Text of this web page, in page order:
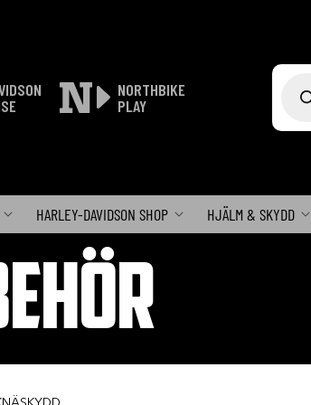
NORTHBIKE
PLAY
HARLEY-DAVIDSON SHOP HJÄLM & SKYDD